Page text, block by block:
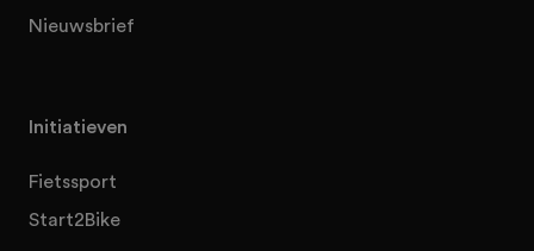
Nieuwsbrief
Initiatieven
Fietssport
Start2Bike